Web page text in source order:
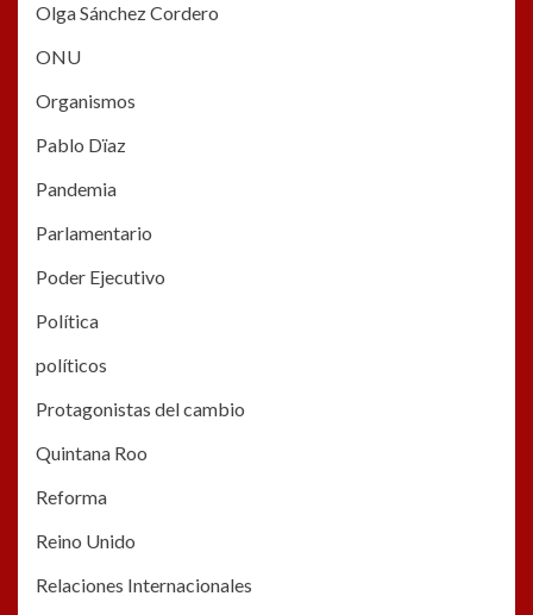
Olga Sánchez Cordero
ONU
Organismos
Pablo Dïaz
Pandemia
Parlamentario
Poder Ejecutivo
Política
políticos
Protagonistas del cambio
Quintana Roo
Reforma
Reino Unido
Relaciones Internacionales